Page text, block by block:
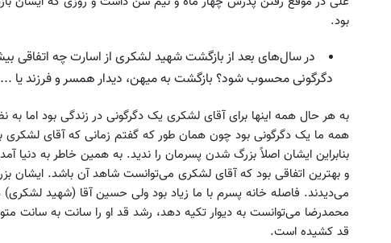
بود.
در سال‌های بعد از بازگشت شهید لشکری از اسارت چه اتفاقی
دگرگونی محسوب شود؟ بازگشت به میهن، دیدار همسر و فرزند یا ...
به هر حال همه اینها برای آقای لشکری یک دگرگونی در زندگی بود اما به
همه ما یک دگرگونی بود چون همان طور که گفتم زمانی که آقای لشکری
بنابراین ایشان اصلاً بزرگ شدن پسرمان را ندید. به همین خاطر به دنیا
و بهترین اتفاقی بود که آقای لشکری می‌توانست شاهد آن باشد. ایشان
می‌دیدند. فاصله خانه پسرم با ما زیاد بود ولی حسین آقا (شهید
محمدرضا می‌توانست به دیوار تکیه دهد، رشد قد او را سانت به سانت
قد کشیده است.